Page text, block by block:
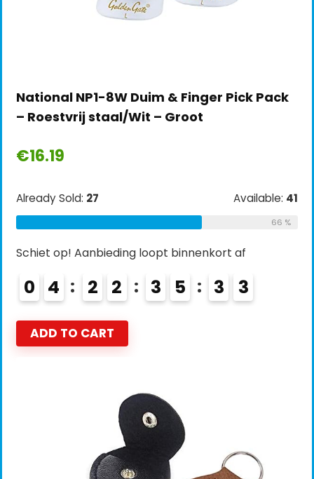
National NP1-8W Duim & Finger Pick Pack
– Roestvrij staal/Wit – Groot
€16.19
Already Sold: 27 Available: 41
66 %
Schiet op! Aanbieding loopt binnenkort af
0 4 2 2 3 5 3 2
ADD TO CART